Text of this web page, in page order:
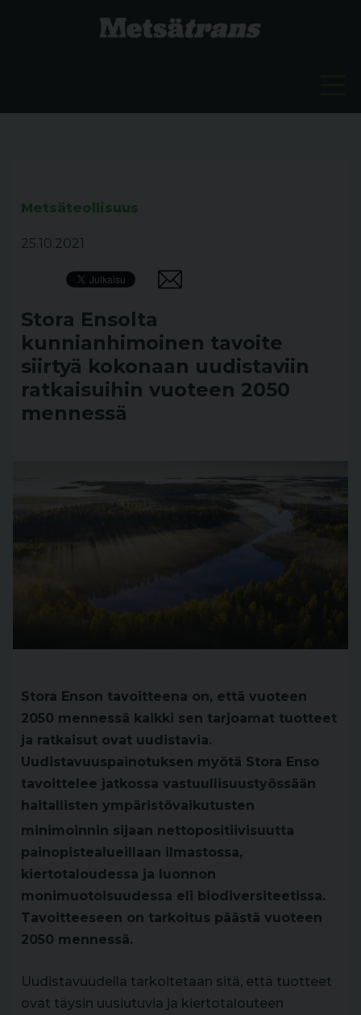
Metsäteollisuus
25.10.2021
Stora Ensolta
kunnianhimoinen tavoite
siirtyä kokonaan uudistaviin
ratkaisuihin vuoteen 2050
mennessä
Stora Enson tavoitteena on, että vuoteen
2050 mennessä kaikki sen tarjoamat tuotteet
ja ratkaisut ovat uudistavia.
Uudistavuuspainotuksen myötä Stora Enso
tavoittelee jatkossa vastuullisuustyössään
haitallisten ympäristövaikutusten
minimoinnin sijaan nettopositiivisuutta
painopistealueillaan ilmastossa,
kiertotaloudessa ja luonnon
monimuotoisuudessa eli biodiversiteetissa.
Tavoitteeseen on tarkoitus päästä vuoteen
2050 mennessä.
Uudistavuudella tarkoitetaan sitä, että tuotteet
ovat täysin uusiutuvia ja kiertotalouteen